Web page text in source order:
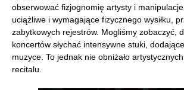
obserwować fizjognomię artysty i
uciążliwe i wymagające fizycznego wysiłku,
zabytkowych rejestrów. Mogliśmy zobaczyć,
koncertów słychać intensywne stuki,
muzyce. To jednak nie obniżało
recitalu.